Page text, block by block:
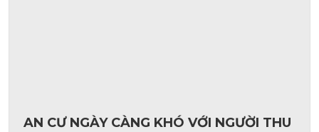
AN CƯ NGÀY CÀNG KHÓ VỚI NGƯỜI THU